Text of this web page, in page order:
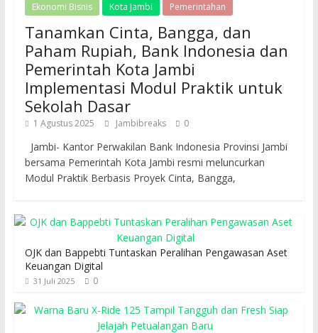
Ekonomi Bisnis Kota Jambi Pemerintahan
Tanamkan Cinta, Bangga, dan
Paham Rupiah, Bank Indonesia dan
Pemerintah Kota Jambi
Implementasi Modul Praktik untuk
Sekolah Dasar
1 Agustus 2025 Jambibreaks 0
Jambi- Kantor Perwakilan Bank Indonesia Provinsi Jambi
bersama Pemerintah Kota Jambi resmi meluncurkan
Modul Praktik Berbasis Proyek Cinta, Bangga,
OJK dan Bappebti Tuntaskan Peralihan Pengawasan Aset
Keuangan Digital
31 Juli 2025 0